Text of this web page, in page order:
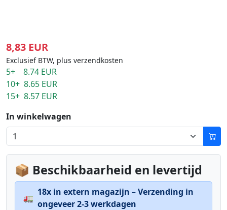
8,83 EUR
Exclusief BTW, plus verzendkosten
5+ 8.74 EUR
10+ 8.65 EUR
15+ 8.57 EUR
In winkelwagen
📦 Beschikbaarheid en levertijd
🚛
18x in extern magazijn – Verzending in
ongeveer 2-3 werkdagen